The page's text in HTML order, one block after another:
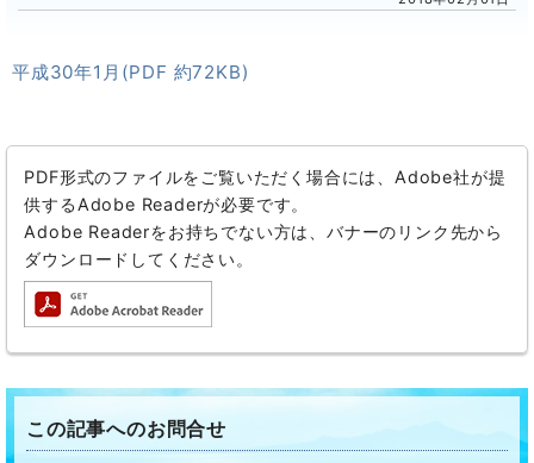
平成30年1月(PDF 約72KB)
PDF形式のファイルをご覧いただく場合には、Adobe社が提
供するAdobe Readerが必要です。
Adobe Readerをお持ちでない方は、バナーのリンク先から
ダウンロードしてください。
この記事へのお問合せ